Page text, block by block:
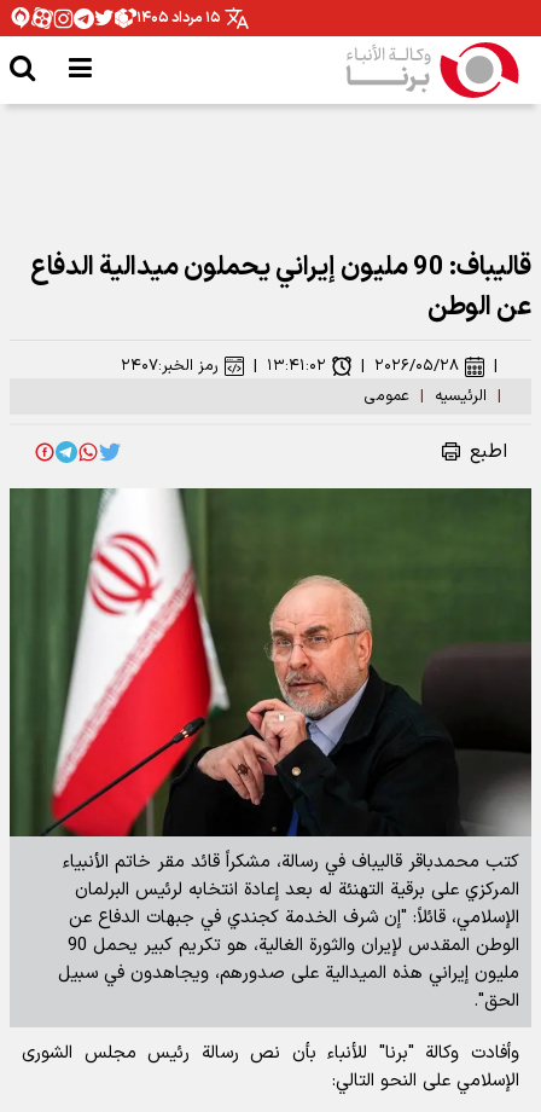
۱۵ مرداد ۱۴۰۵
قاليباف: 90 مليون إيراني يحملون ميدالية الدفاع
عن الوطن
| الرئیسیه | عمومی
| ۲۰۲۶/۰۵/۲۸ | ۱۳:۴۱:۰۲ | رمز الخبر:۲۴۰۷
اطبع
كتب محمدباقر قاليباف في رسالة، مشكراً قائد مقر خاتم الأنبياء
المركزي على برقية التهنئة له بعد إعادة انتخابه لرئيس البرلمان
الإسلامي، قائلاً: "إن شرف الخدمة كجندي في جبهات الدفاع عن
الوطن المقدس لإيران والثورة الغالية، هو تكريم كبير يحمل 90
مليون إيراني هذه الميدالية على صدورهم، ويجاهدون في سبيل
الحق".
وأفادت وكالة "برنا" للأنباءبأن نص رسالة رئيس مجلس الشورى
الإسلامي على النحو التالي: